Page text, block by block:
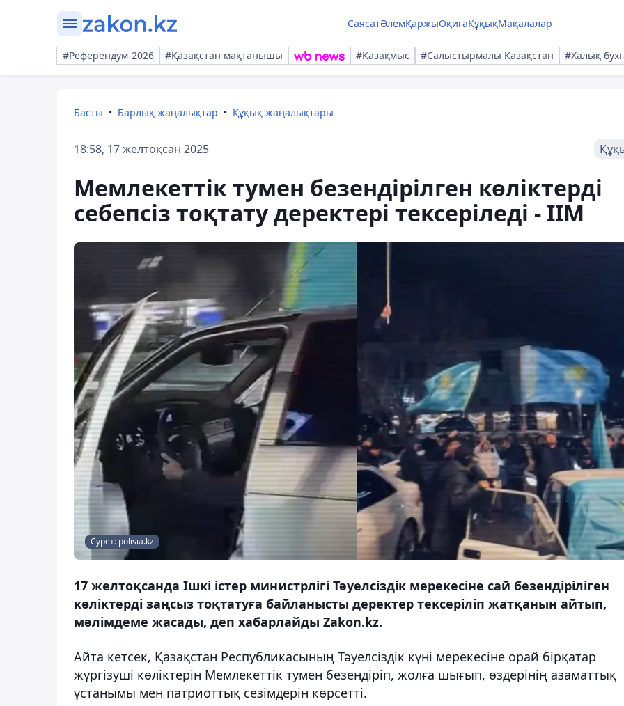
СаясатӘлемҚаржыОқиғаҚұқықМақалалар
#Референдум-2026 #Қазақстан мақтанышы #Қазақмыс #Салыстырмалы Қазақстан #Халық
Басты Барлық жаңалықтар Құқық жаңалықтары
18:58, 17 желтоқсан 2025
Мемлекеттік тумен безендірілген көліктерді
себепсіз тоқтату деректері тексеріледі - ІІМ
Сурет: polisia.kz
17 желтоқсанда Ішкі істер министрлігі Тәуелсіздік мерекесіне сай безендіріліген
көліктерді заңсыз тоқтатуға байланысты деректер тексеріліп жатқанын айтып,
мәлімдеме жасады, деп хабарлайды Zakon.kz.
Айта кетсек, Қазақстан Республикасының Тәуелсіздік күні мерекесіне орай бірқатар
жүргізуші көліктерін Мемлекеттік тумен безендіріп, жолға шығып, өздерінің азаматтық
ұстанымы мен патриоттық сезімдерін көрсетті.